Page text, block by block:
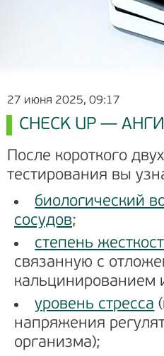
27 июня 2025, 09:17
CHECK UP —
После короткого
тестирования вы
биологический
сосудов;
степень
связанную с
кальцинированием
уровень стресса
напряжения
организма);